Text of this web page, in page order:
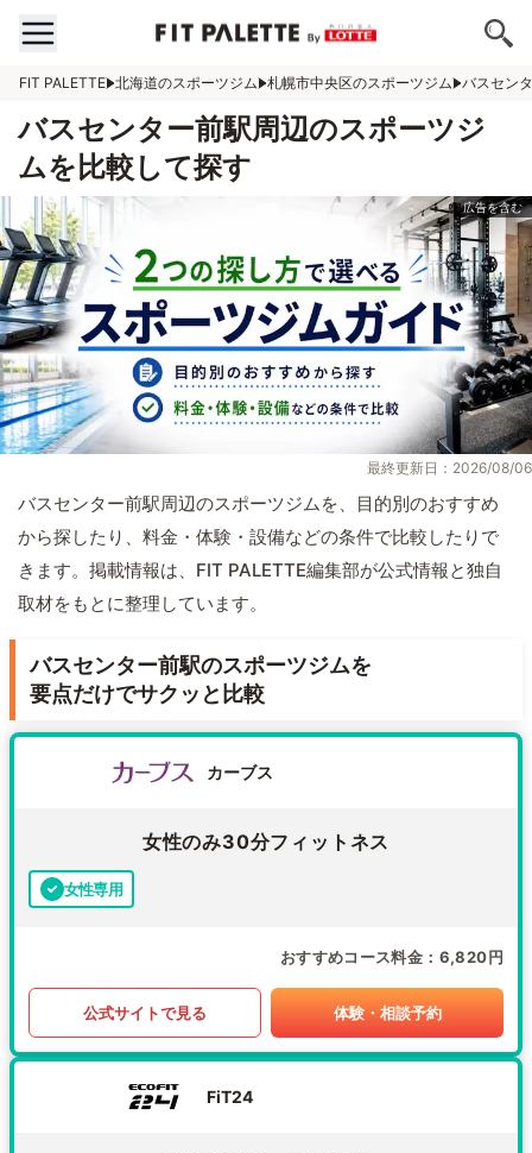
FIT PALETTE 北海道のスポーツジム 札幌市中央区のスポーツジム バスセン
バスセンター前駅周辺のスポーツジ
ムを比較して探す
最終更新日：2026/08/06
バスセンター前駅周辺のスポーツジムを、目的別のおすすめ
から探したり、料金・体験・設備などの条件で比較したりで
きます。掲載情報は、FIT PALETTE編集部が公式情報と独自
取材をもとに整理しています。
バスセンター前駅のスポーツジムを
要点だけでサクッと比較
カーブス
女性のみ30分フィットネス
女性専用
おすすめコース料金 6,820円
公式サイトで見る 体験・相談予約
FiT24